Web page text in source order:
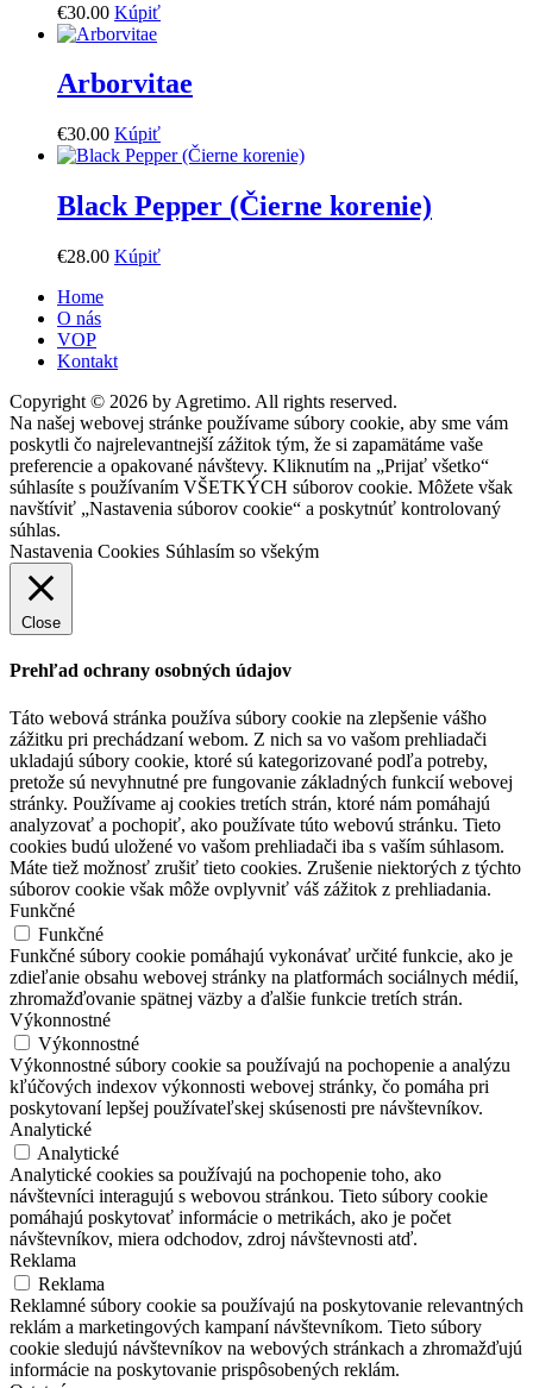
€30.00 Kúpiť
Arborvitae
€30.00 Kúpiť
Black Pepper (Čierne korenie)
€28.00 Kúpiť
Home
O nás
VOP
Kontakt
Copyright © 2026 by Agretimo. All rights reserved.
Na našej webovej stránke používame súbory cookie, aby sme vám
poskytli čo najrelevantnejší zážitok tým, že si zapamätáme vaše
preferencie a opakované návštevy. Kliknutím na „Prijať všetko“
súhlasíte s používaním VŠETKÝCH súborov cookie. Môžete však
navštíviť „Nastavenia súborov cookie“ a poskytnúť kontrolovaný
súhlas.
Nastavenia Cookies Súhlasím so všekým
Close
Prehľad ochrany osobných údajov
Táto webová stránka používa súbory cookie na zlepšenie vášho
zážitku pri prechádzaní webom. Z nich sa vo vašom prehliadači
ukladajú súbory cookie, ktoré sú kategorizované podľa potreby,
pretože sú nevyhnutné pre fungovanie základných funkcií webovej
stránky. Používame aj cookies tretích strán, ktoré nám pomáhajú
analyzovať a pochopiť, ako používate túto webovú stránku. Tieto
cookies budú uložené vo vašom prehliadači iba s vaším súhlasom.
Máte tiež možnosť zrušiť tieto cookies. Zrušenie niektorých z týchto
súborov cookie však môže ovplyvniť váš zážitok z prehliadania.
Funkčné
Funkčné
Funkčné súbory cookie pomáhajú vykonávať určité funkcie, ako je
zdieľanie obsahu webovej stránky na platformách sociálnych médií,
zhromažďovanie spätnej väzby a ďalšie funkcie tretích strán.
Výkonnostné
Výkonnostné
Výkonnostné súbory cookie sa používajú na pochopenie a analýzu
kľúčových indexov výkonnosti webovej stránky, čo pomáha pri
poskytovaní lepšej používateľskej skúsenosti pre návštevníkov.
Analytické
Analytické
Analytické cookies sa používajú na pochopenie toho, ako
návštevníci interagujú s webovou stránkou. Tieto súbory cookie
pomáhajú poskytovať informácie o metrikách, ako je počet
návštevníkov, miera odchodov, zdroj návštevnosti atď.
Reklama
Reklama
Reklamné súbory cookie sa používajú na poskytovanie relevantných
reklám a marketingových kampaní návštevníkom. Tieto súbory
cookie sledujú návštevníkov na webových stránkach a zhromažďujú
informácie na poskytovanie prispôsobených reklám.